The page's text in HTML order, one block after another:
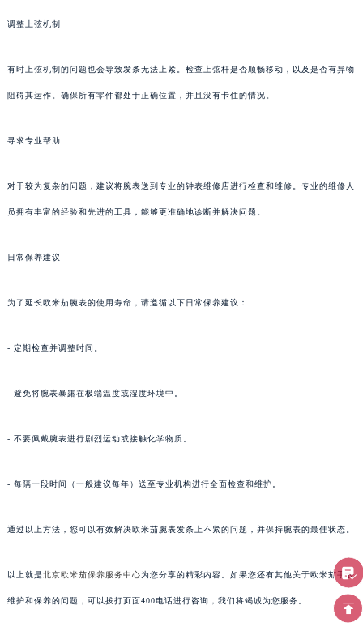
调整上弦机制
有时上弦机制的问题也会导致发条无法上紧。检查上弦杆是否顺畅移动，以及是否有异物
阻碍其运作。确保所有零件都处于正确位置，并且没有卡住的情况。
寻求专业帮助
对于较为复杂的问题，建议将腕表送到专业的钟表维修店进行检查和维修。专业的维修人
员拥有丰富的经验和先进的工具，能够更准确地诊断并解决问题。
日常保养建议
为了延长欧米茄腕表的使用寿命，请遵循以下日常保养建议：
- 定期检查并调整时间。
- 避免将腕表暴露在极端温度或湿度环境中。
- 不要佩戴腕表进行剧烈运动或接触化学物质。
- 每隔一段时间（一般建议每年）送至专业机构进行全面检查和维护。
通过以上方法，您可以有效解决欧米茄腕表发条上不紧的问题，并保持腕表的最佳状态。
以上就是北京欧米茄保养服务中心为您分享的精彩内容。如果您还有其他关于欧米茄手表
维护和保养的问题，可以拨打页面400电话进行咨询，我们将竭诚为您服务。